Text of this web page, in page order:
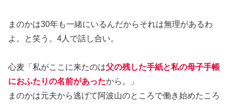
まのかは30年も一緒にいるんだからそれは無理があるわ
よ。と笑う。4人で話し合い。
心麦「私がここに来たのは父の残した手紙と私の母子手帳
におふたりの名前があったから。」
まのかは元夫から逃げて阿波山のところで働き始めたころ